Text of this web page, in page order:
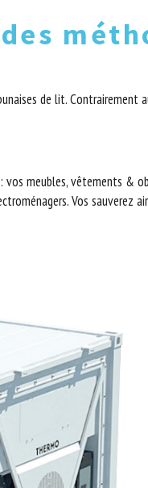
de lit. Contrairement
meubles, vêtements &
Vos sauverez